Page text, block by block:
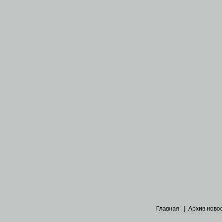
Главная Архив